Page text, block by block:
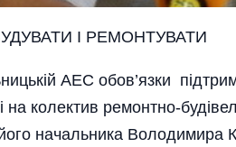
І РЕМОНТУВАТИ
АЕС обов’язки
на колектив ремонтно-
начальника Володимира